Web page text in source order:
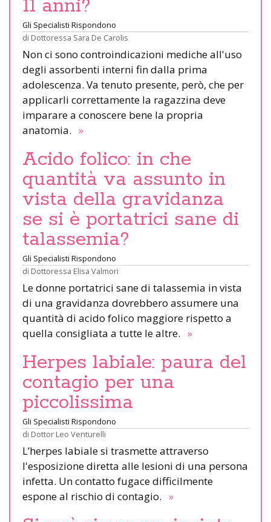
11 anni?
Gli Specialisti Rispondono
di Dottoressa Sara De Carolis
Non ci sono controindicazioni mediche all'uso
degli assorbenti interni fin dalla prima
adolescenza. Va tenuto presente, però, che per
applicarli correttamente la ragazzina deve
imparare a conoscere bene la propria
anatomia. »
Acido folico: in che
quantità va assunto in
vista della gravidanza
se si è portatrici sane di
talassemia?
Gli Specialisti Rispondono
di Dottoressa Elisa Valmori
Le donne portatrici sane di talassemia in vista
di una gravidanza dovrebbero assumere una
quantità di acido folico maggiore rispetto a
quella consigliata a tutte le altre. »
Herpes labiale: paura del
contagio per una
piccolissima
Gli Specialisti Rispondono
di Dottor Leo Venturelli
L’herpes labiale si trasmette attraverso
l'esposizione diretta alle lesioni di una persona
infetta. Un contatto fugace difficilmente
espone al rischio di contagio. »